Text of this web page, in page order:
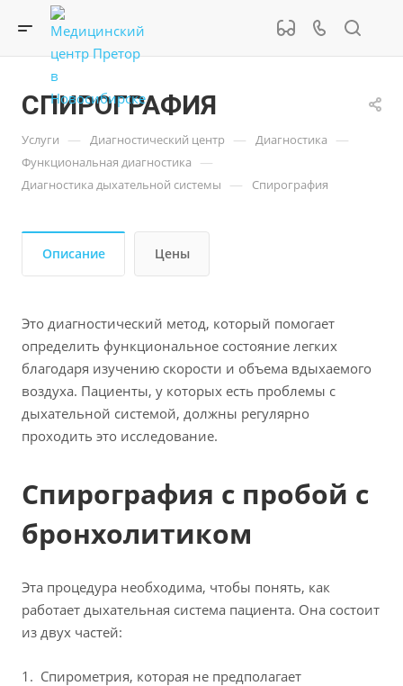
СПИРОГРАФИЯ
Услуги — Диагностический центр — Диагностика —
Функциональная диагностика —
Диагностика дыхательной системы — Спирография
Описание Цены
Это диагностический метод, который помогает
определить функциональное состояние легких
благодаря изучению скорости и объема вдыхаемого
воздуха. Пациенты, у которых есть проблемы с
дыхательной системой, должны регулярно
проходить это исследование.
Спирография с пробой с
бронхолитиком
Эта процедура необходима, чтобы понять, как
работает дыхательная система пациента. Она состоит
из двух частей:
Спирометрия, которая не предполагает